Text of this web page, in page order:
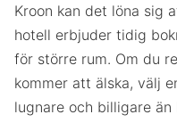
Kroon kan det löna sig
hotell erbjuder tidig
för större rum. Om du
kommer att älska, välj
lugnare och billigare än